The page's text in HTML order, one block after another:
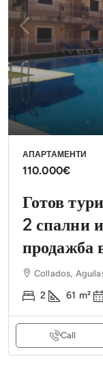
АПАРТАМЕНТИ
110.000€
Готов
2 спални
Collados,
2 61 m²
Call